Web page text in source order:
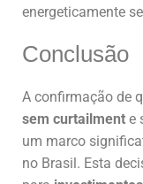
energeticamente
Conclusão
A confirmação de
sem curtailment e
um marco
no Brasil. Esta